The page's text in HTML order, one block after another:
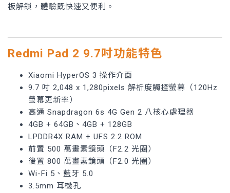
板解鎖，體驗既快速又便利。
Redmi Pad 2 9.7吋功能特色
Xiaomi HyperOS 3 操作介面
9.7 吋 2,048 x 1,280pixels 解析度觸控螢幕（120Hz
螢幕更新率）
高通 Snapdragon 6s 4G Gen 2 八核心處理器
4GB + 64GB、4GB + 128GB
LPDDR4X RAM + UFS 2.2 ROM
前置 500 萬畫素鏡頭（F2.2 光圈）
後置 800 萬畫素鏡頭（F2.0 光圈）
Wi-Fi 5、藍牙 5.0
3.5mm 耳機孔